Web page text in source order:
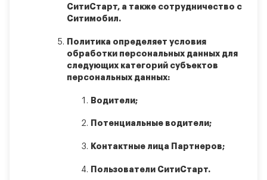
СитиСтарт, а также сотрудничество с
Ситимобил.
Политика определяет условия
обработки персональных данных для
следующих категорий субъектов
персональных данных:
Водители;
Потенциальные водители;
Контактные лица Партнеров;
Пользователи СитиСтарт.